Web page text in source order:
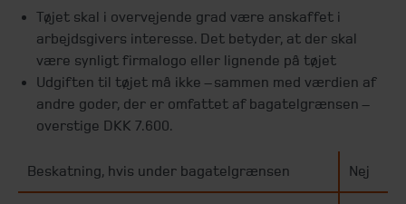
Tøjet skal i overvejende grad være anskaffet i
arbejdsgivers interesse. Det betyder, at der skal
være synligt firmalogo eller lignende på tøjet
Udgiften til tøjet må ikke – sammen med værdien af
andre goder, der er omfattet af bagatelgrænsen –
overstige DKK 7.600.
Beskatning, hvis under bagatelgrænsen Nej